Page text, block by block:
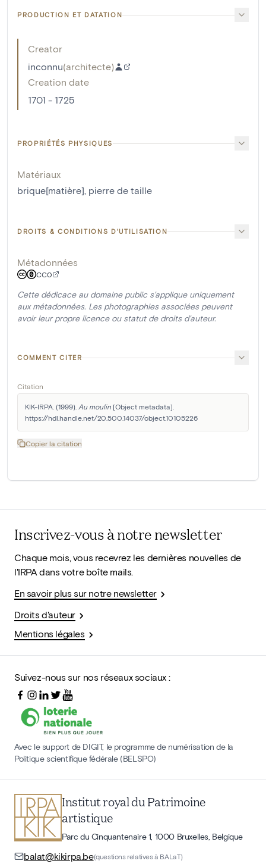
PRODUCTION ET DATATION
Creator
inconnu(architecte)
Creation date
1701 - 1725
PROPRIÉTÉS PHYSIQUES
Matériaux
brique[matière], pierre de taille
DROITS & CONDITIONS D'UTILISATION
Métadonnées
CC0
Cette dédicace au domaine public s'applique uniquement
aux métadonnées. Les photographies associées peuvent
avoir leur propre licence ou statut de droits d'auteur.
COMMENT CITER
Citation
KIK-IRPA. (1999). Au moulin [Object metadata].
https://hdl.handle.net/20.500.14037/object.10105226
Copier la citation
Inscrivez-vous à notre newsletter
Chaque mois, vous recevrez les dernières nouvelles de
l'IRPA dans votre boîte mails.
En savoir plus sur notre newsletter
Droits d'auteur
Mentions légales
Suivez-nous sur nos réseaux sociaux :
Avec le support de DIGIT, le programme de numérisation de la
Politique scientifique fédérale (BELSPO)
Institut royal du Patrimoine
artistique
Parc du Cinquantenaire 1, 1000 Bruxelles, Belgique
balat@kikirpa.be(questions relatives à BALaT)